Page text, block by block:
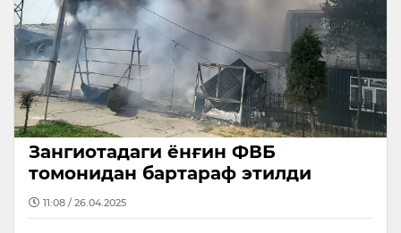
Зангиотадаги ёнғин ФВБ
томонидан бартараф этилди
11:08 / 26.04.2025